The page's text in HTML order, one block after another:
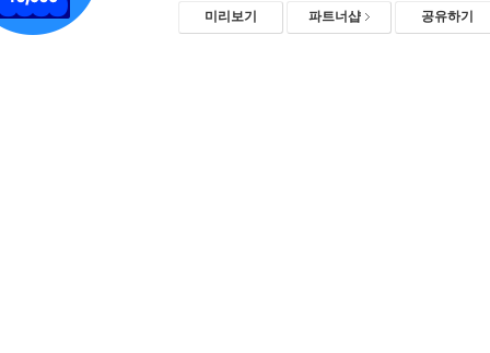
미리보기 파트너샵 공유하기